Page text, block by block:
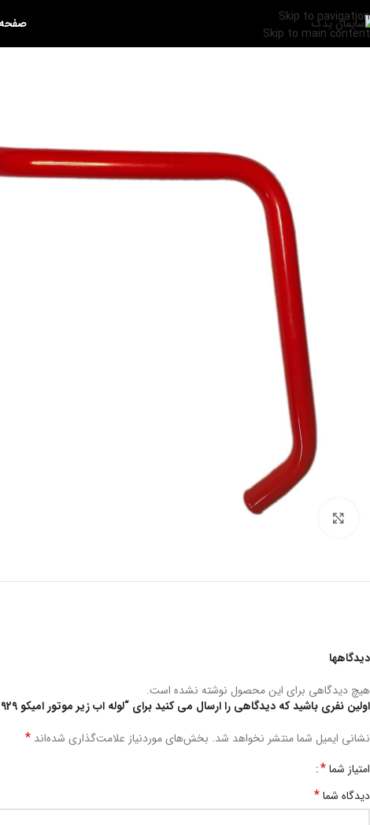
Skip to navigation
Skip to main content
بزرگنمایی تصویر
دیدگاهها
هیچ دیدگاهی برای این محصول نوشته نشده است.
اولین نفری باشید که دیدگاهی را ارسال می کنید برای “لوله اب زیر موتور امیکو 1929”
نشانی ایمیل شما منتشر نخواهد شد. بخش‌های موردنیاز علامت‌گذاری شده‌اند *
امتیاز شما*
دیدگاه شما*